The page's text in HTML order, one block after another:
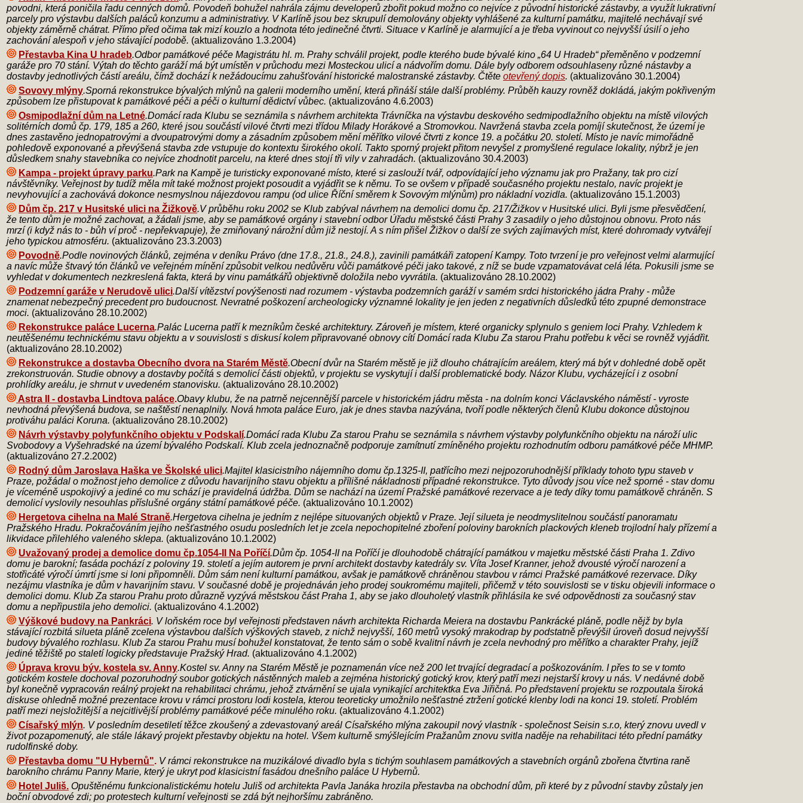
povodni, která poničila řadu cenných domů. Povodeň bohužel nahrála zájmu developerů zbořit pokud možno co nejvíce z původní historické zástavby, a využít lukrativní
parcely pro výstavbu dalších paláců konzumu a administrativy. V Karlíně jsou bez skrupulí demolovány objekty vyhlášené za kulturní památku, majitelé nechávají své
objekty záměrně chátrat. Přímo před očima tak mizí kouzlo a hodnota této jedinečné čtvrti. Situace v Karlíně je alarmující a je třeba vyvinout co nejvyšší úsilí o jeho
zachování alespoň v jeho stávající podobě. (aktualizováno 1.3.2004)
Přestavba Kina U hradeb.Odbor památkové péče Magistrátu hl. m. Prahy schválil projekt, podle kterého bude bývalé kino „64 U Hradeb“ přeměněno v podzemní
garáže pro 70 stání. Výtah do těchto garáží má být umístěn v průchodu mezi Mosteckou ulicí a nádvořím domu. Dále byly odborem odsouhlaseny různé nástavby a
dostavby jednotlivých částí areálu, čímž dochází k nežádoucímu zahušťování historické malostranské zástavby. Čtěte otevřený dopis. (aktualizováno 30.1.2004)
Sovovy mlýny.Sporná rekonstrukce bývalých mlýnů na galerii moderního umění, která přináší stále další problémy. Průběh kauzy rovněž dokládá, jakým pokřiveným
způsobem lze přistupovat k památkové péči a péči o kulturní dědictví vůbec. (aktualizováno 4.6.2003)
Osmipodlažní dům na Letné.Domácí rada Klubu se seznámila s návrhem architekta Trávníčka na výstavbu deskového sedmipodlažního objektu na místě vilových
solitérních domů čp. 179, 185 a 260, které jsou součástí vilové čtvrti mezi třídou Milady Horákové a Stromovkou. Navržená stavba zcela pomíjí skutečnost, že území je
dnes zastavěno jednopatrovými a dvoupatrovými domy a zásadním způsobem mění měřítko vilové čtvrti z konce 19. a počátku 20. století. Místo je navíc mimořádně
pohledově exponované a převýšená stavba zde vstupuje do kontextu širokého okolí. Takto sporný projekt přitom nevyšel z promyšlené regulace lokality, nýbrž je jen
důsledkem snahy stavebníka co nejvíce zhodnotit parcelu, na které dnes stojí tři vily v zahradách. (aktualizováno 30.4.2003)
Kampa - projekt úpravy parku.Park na Kampě je turisticky exponované místo, které si zaslouží tvář, odpovídající jeho významu jak pro Pražany, tak pro cizí
návštěvníky. Veřejnost by tudíž měla mít také možnost projekt posoudit a vyjádřit se k němu. To se ovšem v případě současného projektu nestalo, navíc projekt je
nevyhovující a zachovává dokonce nesmyslnou nájezdovou rampu (od ulice Říční směrem k Sovovým mlýnům) pro nákladní vozidla. (aktualizováno 15.1.2003)
Dům čp. 217 v Husitské ulici na Žižkově.V průběhu roku 2002 se Klub zabýval návrhem na demolici domu čp. 217/Žižkov v Husitské ulici. Byli jsme přesvědčení,
že tento dům je možné zachovat, a žádali jsme, aby se památkové orgány i stavební odbor Úřadu městské části Prahy 3 zasadily o jeho důstojnou obnovu. Proto nás
mrzí (i když nás to - bůh ví proč - nepřekvapuje), že zmiňovaný nárožní dům již nestojí. A s ním přišel Žižkov o další ze svých zajímavých míst, které dohromady vytvářejí
jeho typickou atmosféru. (aktualizováno 23.3.2003)
Povodně.Podle novinových článků, zejména v deníku Právo (dne 17.8., 21.8., 24.8.), zavinili památkáři zatopení Kampy. Toto tvrzení je pro veřejnost velmi alarmující
a navíc může štvavý tón článků ve veřejném mínění způsobit velkou nedůvěru vůči památkové péči jako takové, z níž se bude vzpamatovávat celá léta. Pokusili jsme se
vyhledat v dokumentech nezkreslená fakta, která by vinu památkářů objektivně doložila nebo vyvrátila. (aktualizováno 28.10.2002)
Podzemní garáže v Nerudově ulici.Další vítězství povýšenosti nad rozumem - výstavba podzemních garáží v samém srdci historického jádra Prahy - může
znamenat nebezpečný precedent pro budoucnost. Nevratné poškození archeologicky významné lokality je jen jeden z negativních důsledků této zpupné demonstrace
moci. (aktualizováno 28.10.2002)
Rekonstrukce paláce Lucerna.Palác Lucerna patří k mezníkům české architektury. Zároveň je místem, které organicky splynulo s geniem loci Prahy. Vzhledem k
neutěšenému technickému stavu objektu a v souvislosti s diskusí kolem připravované obnovy cítí Domácí rada Klubu Za starou Prahu potřebu k věci se rovněž vyjádřit.
(aktualizováno 28.10.2002)
Rekonstrukce a dostavba Obecního dvora na Starém Městě.Obecní dvůr na Starém městě je již dlouho chátrajícím areálem, který má být v dohledné době opět
zrekonstruován. Studie obnovy a dostavby počítá s demolicí části objektů, v projektu se vyskytují i další problematické body. Názor Klubu, vycházející i z osobní
prohlídky areálu, je shrnut v uvedeném stanovisku. (aktualizováno 28.10.2002)
Astra II - dostavba Lindtova paláce.Obavy klubu, že na patrně nejcennější parcele v historickém jádru města - na dolním konci Václavského náměstí - vyroste
nevhodná převýšená budova, se naštěstí nenaplnily. Nová hmota paláce Euro, jak je dnes stavba nazývána, tvoří podle některých členů Klubu dokonce důstojnou
protiváhu paláci Koruna. (aktualizováno 28.10.2002)
Návrh výstavby polyfunkčního objektu v Podskalí.Domácí rada Klubu Za starou Prahu se seznámila s návrhem výstavby polyfunkčního objektu na nároží ulic
Svobodovy a Vyšehradské na území bývalého Podskalí. Klub zcela jednoznačně podporuje zamítnutí zmíněného projektu rozhodnutím odboru památkové péče MHMP.
(aktualizováno 27.2.2002)
Rodný dům Jaroslava Haška ve Školské ulici.Majitel klasicistního nájemního domu čp.1325-II, patřícího mezi nejpozoruhodnější příklady tohoto typu staveb v
Praze, požádal o možnost jeho demolice z důvodu havarijního stavu objektu a přílišné nákladnosti případné rekonstrukce. Tyto důvody jsou více než sporné - stav domu
je víceméně uspokojivý a jediné co mu schází je pravidelná údržba. Dům se nachází na území Pražské památkové rezervace a je tedy díky tomu památkově chráněn. S
demolicí vyslovily nesouhlas příslušné orgány státní památkové péče. (aktualizováno 10.1.2002)
Hergetova cihelna na Malé Straně.Hergetova cihelna je jedním z nejlépe situovaných objektů v Praze. Její silueta je neodmyslitelnou součástí panoramatu
Pražského Hradu. Pokračováním jejího nešťastného osudu posledních let je zcela nepochopitelné zboření poloviny barokních plackových kleneb trojlodní haly přízemí a
likvidace přilehlého valeného sklepa. (aktualizováno 10.1.2002)
Uvažovaný prodej a demolice domu čp.1054-II Na Poříčí.Dům čp. 1054-II na Poříčí je dlouhodobě chátrající památkou v majetku městské části Praha 1. Zdivo
domu je barokní; fasáda pochází z poloviny 19. století a jejím autorem je první architekt dostavby katedrály sv. Víta Josef Kranner, jehož dvousté výročí narození a
stotřicáté výročí úmrtí jsme si loni připomněli. Dům sám není kulturní památkou, avšak je památkově chráněnou stavbou v rámci Pražské památkové rezervace. Díky
nezájmu vlastníka je dům v havarijním stavu. V současné době je projednáván jeho prodej soukromému majiteli, přičemž v této souvislosti se v tisku objevili informace o
demolici domu. Klub Za starou Prahu proto důrazně vyzývá městskou část Praha 1, aby se jako dlouholetý vlastník přihlásila ke své odpovědnosti za současný stav
domu a nepřipustila jeho demolici. (aktualizováno 4.1.2002)
Výškové budovy na Pankráci. V loňském roce byl veřejnosti představen návrh architekta Richarda Meiera na dostavbu Pankrácké pláně, podle nějž by byla
stávající rozbitá silueta pláně zcelena výstavbou dalších výškových staveb, z nichž nejvyšší, 160 metrů vysoký mrakodrap by podstatně převýšil úroveň dosud nejvyšší
budovy bývalého rozhlasu. Klub Za starou Prahu musí bohužel konstatovat, že tento sám o sobě kvalitní návrh je zcela nevhodný pro měřítko a charakter Prahy, jejíž
jediné těžiště po staletí logicky představuje Pražský Hrad. (aktualizováno 4.1.2002)
Úprava krovu býv. kostela sv. Anny.Kostel sv. Anny na Starém Městě je poznamenán více než 200 let trvající degradací a poškozováním. I přes to se v tomto
gotickém kostele dochoval pozoruhodný soubor gotických nástěnných maleb a zejména historický gotický krov, který patří mezi nejstarší krovy u nás. V nedávné době
byl konečně vypracován reálný projekt na rehabilitaci chrámu, jehož ztvárnění se ujala vynikající architektka Eva Jiřičná. Po představení projektu se rozpoutala široká
diskuse ohledně možné prezentace krovu v rámci prostoru lodi kostela, kterou teoreticky umožnilo nešťastné ztržení gotické klenby lodi na konci 19. století. Problém
patří mezi nejsložitější a nejcitlivější problémy památkové péče minulého roku. (aktualizováno 4.1.2002)
Císařský mlýn. V posledním desetiletí těžce zkoušený a zdevastovaný areál Císařského mlýna zakoupil nový vlastník - společnost Seisin s.r.o, který znovu uvedl v
život pozapomenutý, ale stále lákavý projekt přestavby objektu na hotel. Všem kulturně smýšlejícím Pražanům znovu svitla naděje na rehabilitaci této přední památky
rudolfinské doby.
Přestavba domu "U Hybernů". V rámci rekonstrukce na muzikálové divadlo byla s tichým souhlasem památkových a stavebních orgánů zbořena čtvrtina raně
barokního chrámu Panny Marie, který je ukryt pod klasicistní fasádou dnešního paláce U Hybernů.
Hotel Juliš. Opuštěnému funkcionalistickému hotelu Juliš od architekta Pavla Janáka hrozila přestavba na obchodní dům, při které by z původní stavby zůstaly jen
boční obvodové zdi; po protestech kulturní veřejnosti se zdá být nejhoršímu zabráněno.